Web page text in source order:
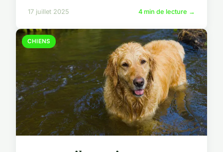
17 juillet 2025 4 min de lecture →
CHIENS